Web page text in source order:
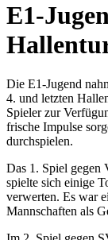
E1-
Die E1-Jugend
4. und letzten
Spieler zur
frische Impulse
durchspielen.
Das 1. Spiel gegen
spielte sich einige
verwerten. Es war
Mannschaften als